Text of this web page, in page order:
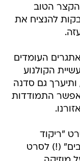
הטוב
להנציח את
העומדים
הקולנוע
גם סדנה
התמודדות
"ריקוד
(!) לסרט